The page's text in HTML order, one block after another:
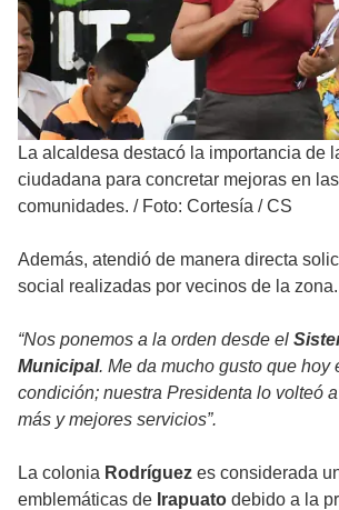
La alcaldesa destacó la importancia de
ciudadana para concretar mejoras en
comunidades. / Foto: Cortesía / CS
Además, atendió de manera directa
social realizadas por vecinos de la zona.
“Nos ponemos a la orden desde el
Municipal. Me da mucho gusto que hoy
condición; nuestra Presidenta lo volteó
más y mejores servicios”.
La colonia Rodríguez es considerada
emblemáticas de Irapuato debido a la